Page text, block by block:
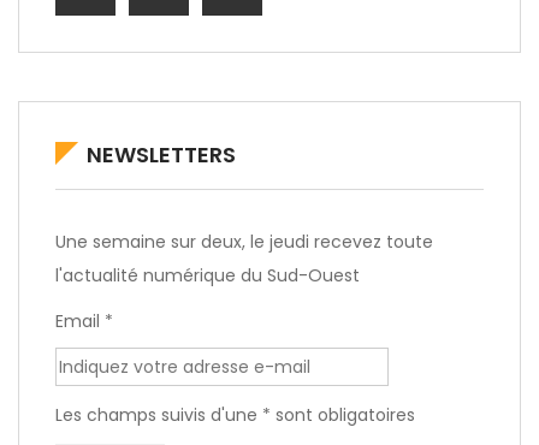
NEWSLETTERS
Une semaine sur deux, le jeudi recevez toute
l'actualité numérique du Sud-Ouest
Email *
Les champs suivis d'une * sont obligatoires